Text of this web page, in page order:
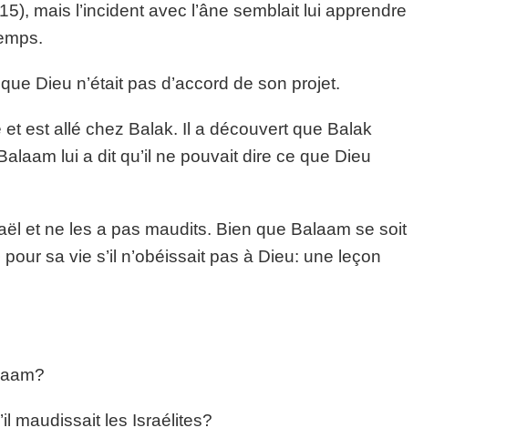
mais l’incident avec l’âne semblait lui apprendre
Dieu n’était pas d’accord de son projet.
est allé chez Balak. Il a découvert que Balak
lui a dit qu’il ne pouvait dire ce que Dieu
et ne les a pas maudits. Bien que Balaam se soit
sa vie s’il n’obéissait pas à Dieu: une leçon
maudissait les Israélites?